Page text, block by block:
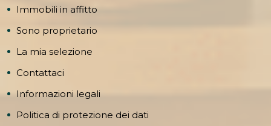
Immobili in affitto
Sono proprietario
La mia selezione
Contattaci
Informazioni legali
Politica di protezione dei dati